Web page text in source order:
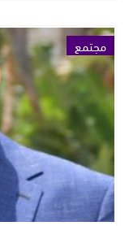
مجتمع